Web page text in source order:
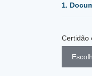
1.
Certidão